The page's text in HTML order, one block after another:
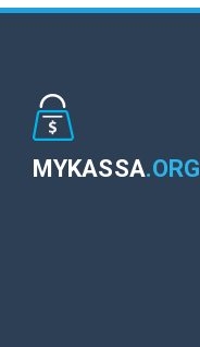
MYKASSA.ORG